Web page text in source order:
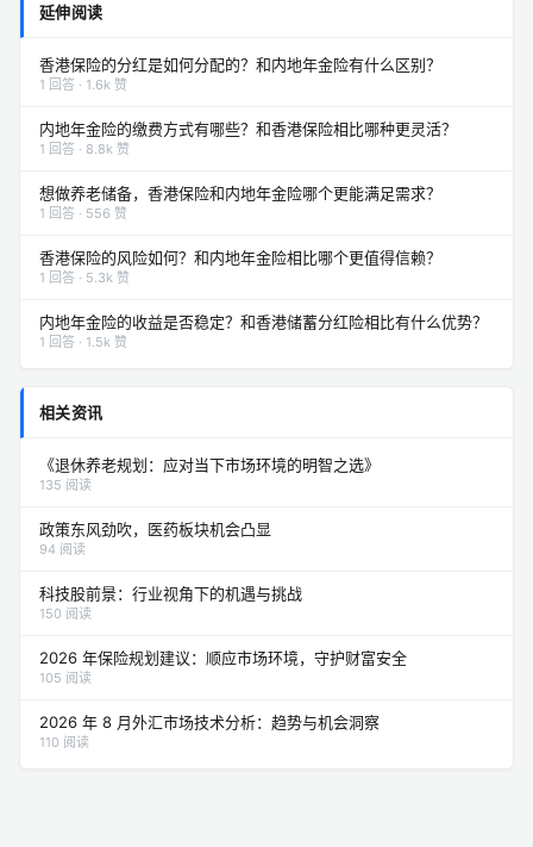
延伸阅读
香港保险的分红是如何分配的？和内地年金险有什么区别？
1 回答 · 1.6k 赞
内地年金险的缴费方式有哪些？和香港保险相比哪种更灵活？
1 回答 · 8.8k 赞
想做养老储备，香港保险和内地年金险哪个更能满足需求？
1 回答 · 556 赞
香港保险的风险如何？和内地年金险相比哪个更值得信赖？
1 回答 · 5.3k 赞
内地年金险的收益是否稳定？和香港储蓄分红险相比有什么优势？
1 回答 · 1.5k 赞
相关资讯
《退休养老规划：应对当下市场环境的明智之选》
135 阅读
政策东风劲吹，医药板块机会凸显
94 阅读
科技股前景：行业视角下的机遇与挑战
150 阅读
2026 年保险规划建议：顺应市场环境，守护财富安全
105 阅读
2026 年 8 月外汇市场技术分析：趋势与机会洞察
110 阅读